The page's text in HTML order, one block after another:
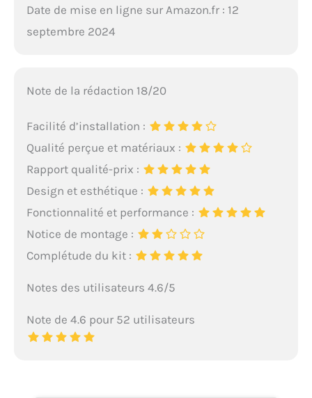
Date de mise en ligne sur Amazon.fr : 12
septembre 2024
Note de la rédaction 18/20
Facilité d’installation :
Qualité perçue et matériaux :
Rapport qualité-prix :
Design et esthétique :
Fonctionnalité et performance :
Notice de montage :
Complétude du kit :
Notes des utilisateurs 4.6/5
Note de 4.6 pour 52 utilisateurs